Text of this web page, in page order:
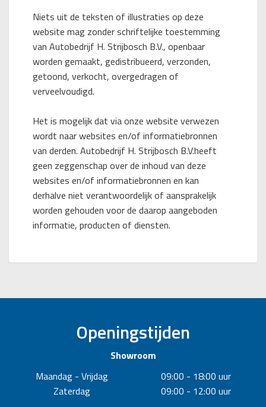
Niets uit de teksten of illustraties op deze
website mag zonder schriftelijke toestemming
van Autobedrijf H. Strijbosch B.V., openbaar
worden gemaakt, gedistribueerd, verzonden,
getoond, verkocht, overgedragen of
verveelvoudigd.
Het is mogelijk dat via onze website verwezen
wordt naar websites en/of informatiebronnen
van derden. Autobedrijf H. Strijbosch B.V.heeft
geen zeggenschap over de inhoud van deze
websites en/of informatiebronnen en kan
derhalve niet verantwoordelijk of aansprakelijk
worden gehouden voor de daarop aangeboden
informatie, producten of diensten.
Openingstijden
Showroom
Maandag - Vrijdag
09:00 - 18:00 uur
Zaterdag
09:00 - 12:00 uur